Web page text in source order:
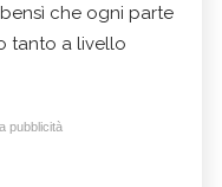
che ogni parte
tanto a livello
pubblicità